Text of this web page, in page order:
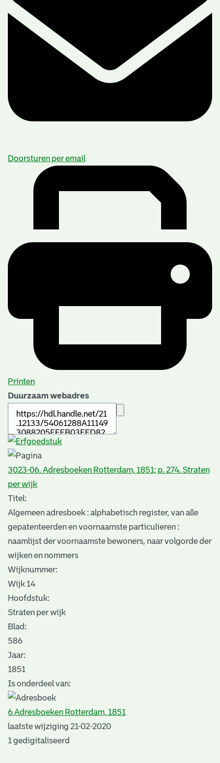
Doorsturen per email
Printen
Duurzaam webadres
3023-06. Adresboeken Rotterdam, 1851; p. 274. Straten
per wijk
Titel:
Algemeen adresboek : alphabetisch register, van alle
gepatenteerden en voornaamste particulieren :
naamlijst der voornaamste bewoners, naar volgorde der
wijken en nommers
Wijknummer:
Wijk 14
Hoofdstuk:
Straten per wijk
Blad:
586
Jaar:
1851
Is onderdeel van:
6 Adresboeken Rotterdam, 1851
laatste wijziging 21-02-2020
1 gedigitaliseerd